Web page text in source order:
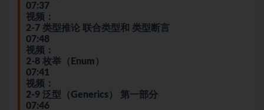
07:37
视频：
2-7 类型推论 联合类型和 类型断言
07:48
视频：
2-8 枚举（Enum）
07:41
视频：
2-9 泛型（Generics） 第一部分
07:46